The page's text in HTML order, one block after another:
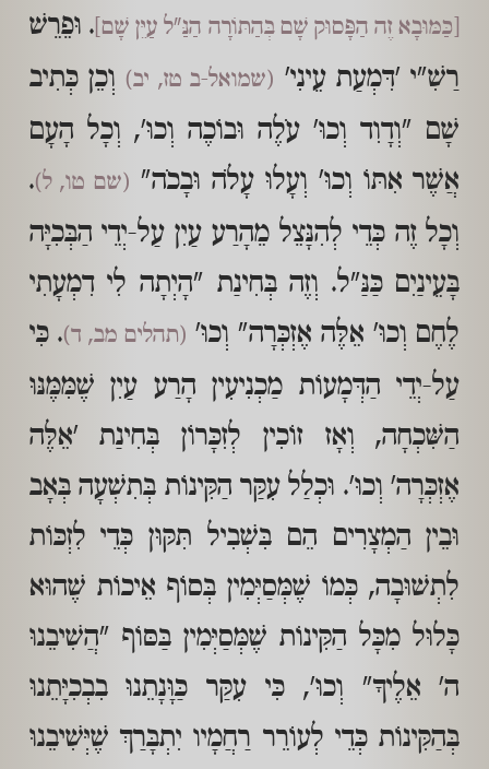
[כַּמּוּבָא זֶה הַפָּסוּק שָׁם בְּהַתּוֹרָה הַנַּ"ל עַיֵּן שָׁם] . וּפֵרֵשׁ
רַשִׁ"י 'דִּמְעַת עֵינִי' (שמואל-ב טז, יב) וְכֵן כְּתִיב
שָׁם "וְדָוִד וְכוּ' עֹלֶה וּבוֹכֶה וְכוּ', וְכָל הָעָם
אֲשֶׁר אִתּוֹ וְכוּ' וְעָלוּ עָלֹה וּבָכֹה" (שם טו, ל).
וְכָל זֶה כְּדֵי לְהִנָּצֵל מֵהָרַע עַיִן עַל-יְדֵי הַבְּכִיָּה
בָּעֵינַיִם כַּנַּ"ל. וְזֶה בְּחִינַת "הָיְתָה לִי דִמְעָתִי
לֶחֶם וְכוּ' אֵלֶּה אֶזְכְּרָה" וְכוּ' (תהלים מב, ד). כִּי
עַל-יְדֵי הַדְּמָעוֹת מַכְנִיעִין הָרַע עַיִן שֶׁמִּמֶּנּוּ
הַשִּׁכְחָה, וְאָז זוֹכִין לְזִכָּרוֹן בְּחִינַת 'אֵלֶּה
אֶזְכְּרָה' וְכוּ'. וּכְלַל עִקַּר הַקִּינוֹת בְּתִשְׁעָה בְּאָב
וּבֵין הַמְצָרִים הֵם בִּשְׁבִיל תִּקּוּן כְּדֵי לִזְכּוֹת
לִתְשׁוּבָה, כְּמוֹ שֶׁמְּסַיְּמִין בְּסוֹף אֵיכוֹת שֶׁהוּא
כָּלוּל מִכָּל הַקִּינוֹת שֶׁמְּסַיְּמִין בַּסּוֹף "הֲשִׁיבֵנוּ
ה' אֵלֶיךָ" וְכוּ', כִּי עִקַּר כַּוָּנָתֵנוּ בִבְכִיָּתֵנוּ
בְּהַקִּינוֹת כְּדֵי לְעוֹרֵר רַחֲמָיו יִתְבָּרַךְ שֶׁיְּשִׁיבֵנוּ